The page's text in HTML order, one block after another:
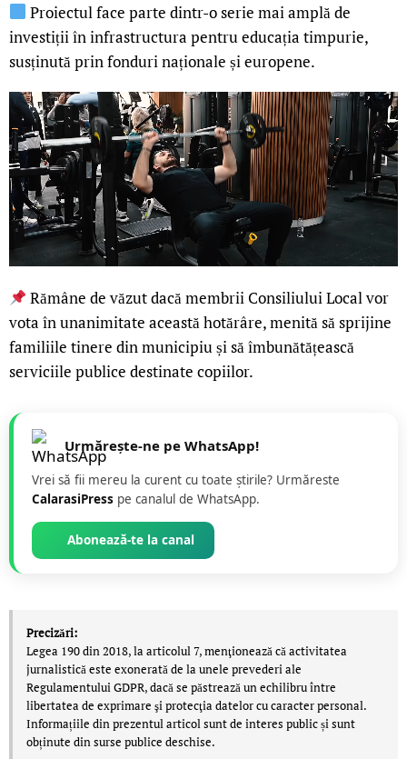
Proiectul face parte dintr-o serie mai amplă de
investiții în infrastructura pentru educația timpurie,
susținută prin fonduri naționale și europene.
Rămâne de văzut dacă membrii Consiliului Local vor
vota în unanimitate această hotărâre, menită să sprijine
familiile tinere din municipiu și să îmbunătățească
serviciile publice destinate copiilor.
Urmărește-ne pe WhatsApp!
Vrei să fii mereu la curent cu toate știrile? Urmăreste
CalarasiPress pe canalul de WhatsApp.
Abonează-te la canal
Precizări:
Legea 190 din 2018, la articolul 7, menţionează că activitatea
jurnalistică este exonerată de la unele prevederi ale
Regulamentului GDPR, dacă se păstrează un echilibru între
libertatea de exprimare şi protecţia datelor cu caracter personal.
Informațiile din prezentul articol sunt de interes public și sunt
obținute din surse publice deschise.